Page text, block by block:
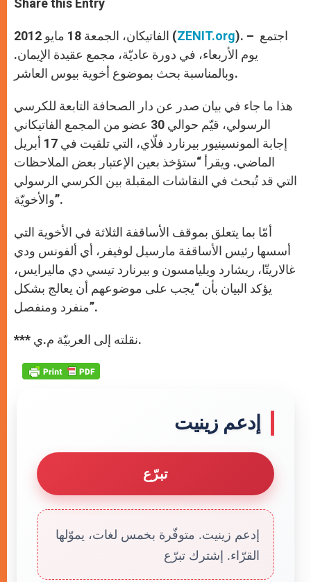
s
p
p
e
g
e
r
b
o
k
r
Share this Entry
الفاتيكان، الجمعة 18 مايو 2012 (ZENIT.org). – اجتمع
يوم الأربعاء، في دورة عاديّة، مجمع عقيدة الإيمان.
وبالمناسبة بحث بموضوع أخوية بيوس العاشر.
هذا ما جاء في بيان صدر عن دار الصحافة التابعة للكرسي
الرسولي، قيّم حوالي 30 عضو من المجمع الفاتيكاني
إجابة المونسينيور بيرنارد فلّاي، التي تلقيت في 17 أبريل
الماضي. ويقرأ “ستؤخذ بعين الإعتبار بعض الملاحظات
التي قد تُبحث في النقاشات المقبلة بين الكرسي الرسولي
والأخويّة”.
أمّا بما يتعلق بموقف الأساقفة الثلاثة في الأخوية التي
أسسها رئيس الأساقفة مارسيل لوفيفر، أي ألفونس ودي
غالاريتّا، ريشارد ويليامسون و بيرنارد تيسي دي ماليرايس،
يؤكد البيان بأن “يجب على موضوعهم أن يعالج بشكل
منفرد ومنفصل”.
*** نقلته إلى العربيّة م.ي.
إدعم زينيت
تبرّع
إدعم زينيت. متوفّرة بخمس لغات، يموّلها
القرّاء. إشترك تبرّع